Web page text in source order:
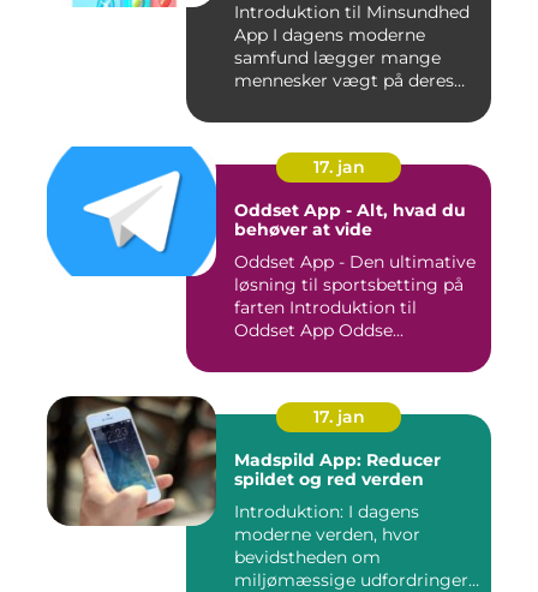
Introduktion til Minsundhed
App I dagens moderne
samfund lægger mange
mennesker vægt på deres
17. jan
Oddset App - Alt, hvad du
behøver at vide
Oddset App - Den ultimative
løsning til sportsbetting på
farten Introduktion til
Oddset App Oddse...
17. jan
Madspild App: Reducer
spildet og red verden
Introduktion: I dagens
moderne verden, hvor
bevidstheden om
miljømæssige udfordringer